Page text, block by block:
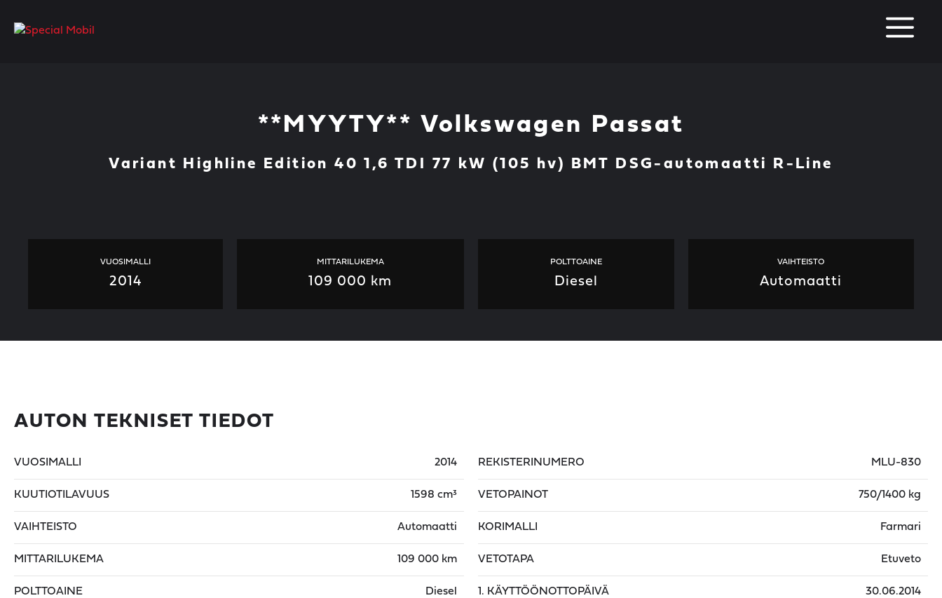
**MYYTY** Volkswagen Passat
Variant Highline Edition 40 1,6 TDI 77 kW (105 hv) BMT DSG-automaatti R-Line
VUOSIMALLI
2014
MITTARILUKEMA
109 000 km
POLTTOAINE
Diesel
VAIHTEISTO
Automaatti
AUTON TEKNISET TIEDOT
VUOSIMALLI 2014
KUUTIOTILAVUUS 1598 cm³
VAIHTEISTO Automaatti
MITTARILUKEMA 109 000 km
POLTTOAINE Diesel
REKISTERINUMERO MLU-830
VETOPAINOT 750/1400 kg
KORIMALLI Farmari
VETOTAPA Etuveto
1. KÄYTTÖÖNOTTOPÄIVÄ 30.06.2014